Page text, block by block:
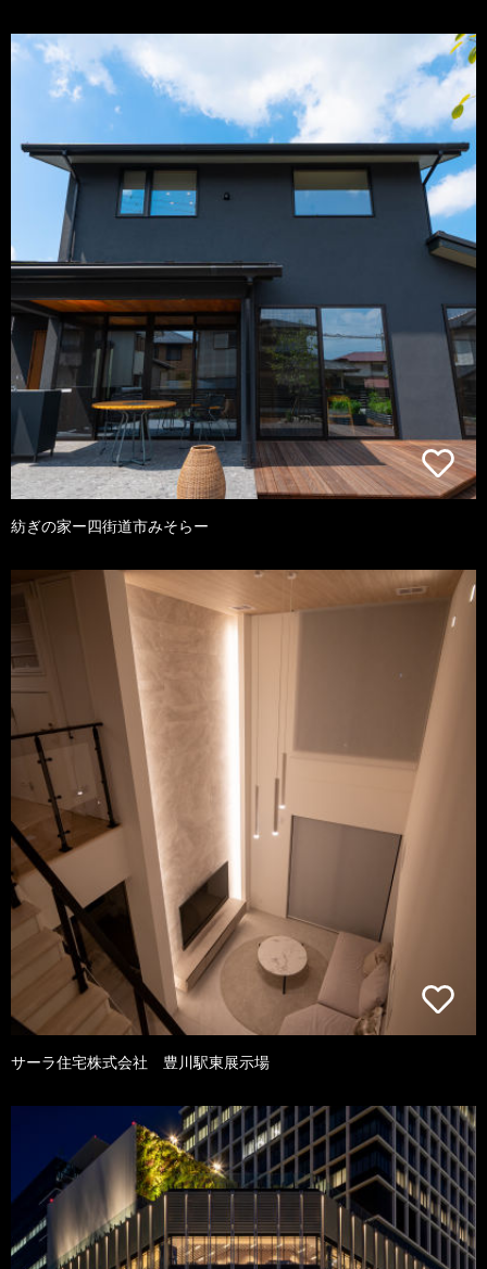
紡ぎの家ー四街道市みそらー
サーラ住宅株式会社 豊川駅東展示場